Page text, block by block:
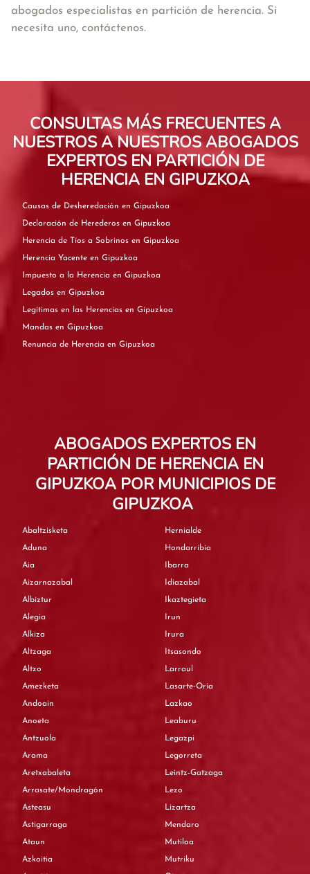
abogados especialistas en partición de herencia. Si
necesita uno, contáctenos.
CONSULTAS MÁS FRECUENTES A
NUESTROS A NUESTROS ABOGADOS
EXPERTOS EN PARTICIÓN DE
HERENCIA EN GIPUZKOA
Causas de Desheredación en Gipuzkoa
Declaración de Herederos en Gipuzkoa
Herencia de Tíos a Sobrinos en Gipuzkoa
Herencia Yacente en Gipuzkoa
Impuesto a la Herencia en Gipuzkoa
Legados en Gipuzkoa
Legítimas en las Herencias en Gipuzkoa
Mandas en Gipuzkoa
Renuncia de Herencia en Gipuzkoa
ABOGADOS EXPERTOS EN
PARTICIÓN DE HERENCIA EN
GIPUZKOA POR MUNICIPIOS DE
GIPUZKOA
Abaltzisketa
Aduna
Aia
Aizarnazabal
Albiztur
Alegia
Alkiza
Altzaga
Altzo
Amezketa
Andoain
Anoeta
Antzuola
Arama
Aretxabaleta
Arrasate/Mondragón
Asteasu
Astigarraga
Ataun
Azkoitia
Hernialde
Hondarribia
Ibarra
Idiazabal
Ikaztegieta
Irun
Irura
Itsasondo
Larraul
Lasarte-Oria
Lazkao
Leaburu
Legazpi
Legorreta
Leintz-Gatzaga
Lezo
Lizartza
Mendaro
Mutiloa
Mutriku